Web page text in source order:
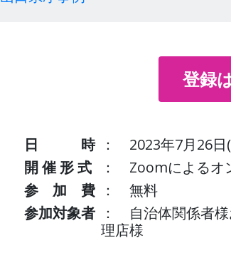
登録
日 時 ： 2023年7月26日
開 催 形 式
： Zoomによるオ
参 加 費 ： 無料
参加対象者 ： 自治体関係者
理店様